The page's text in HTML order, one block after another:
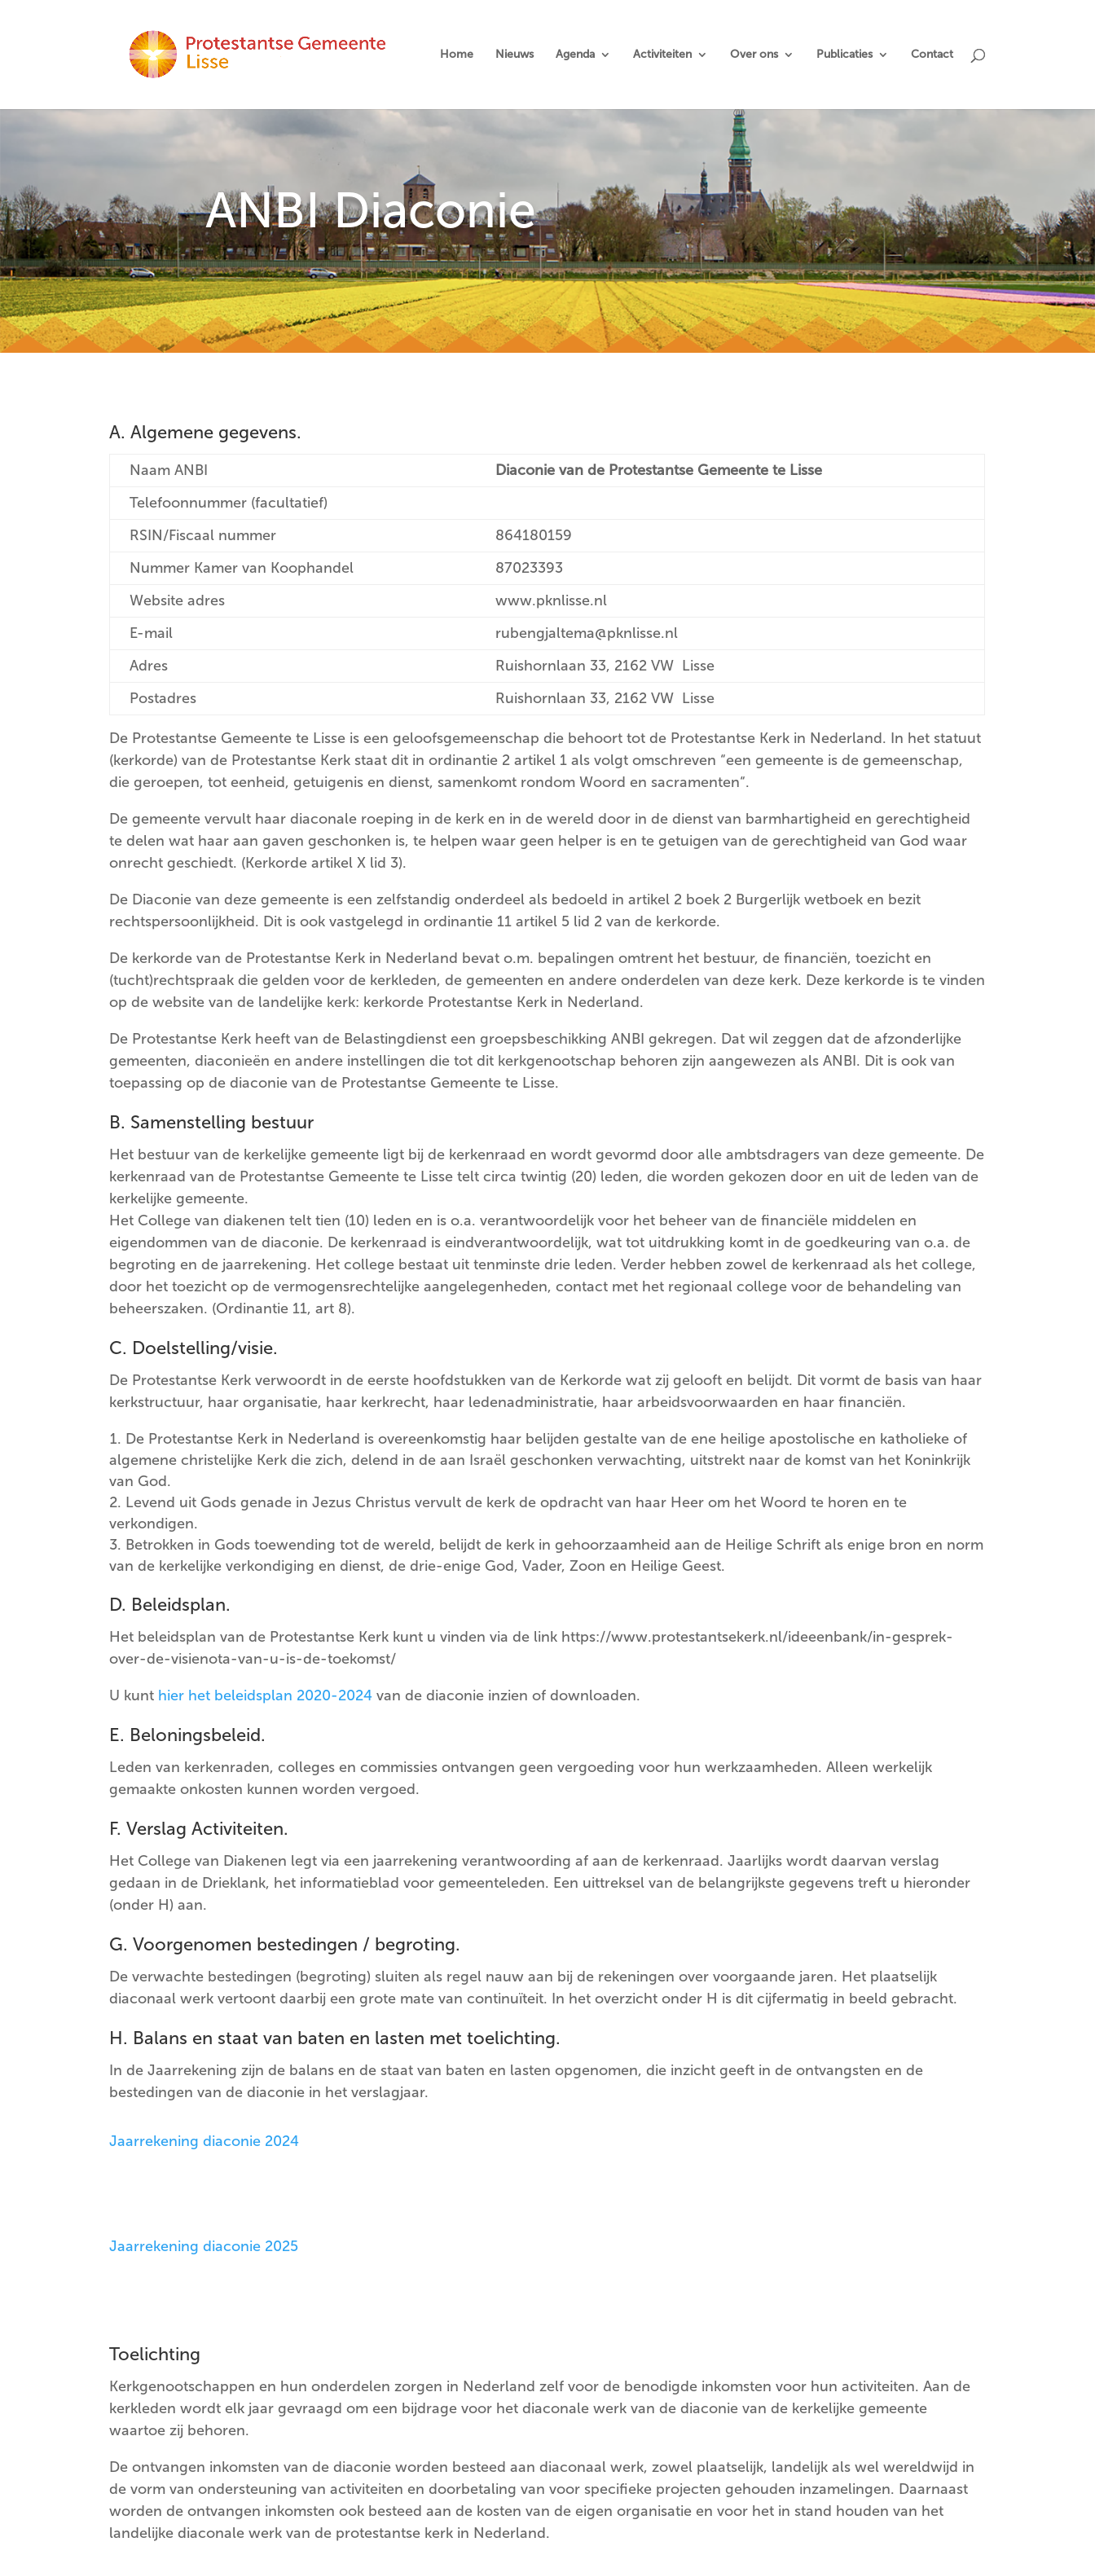
Home Nieuws Agenda Activiteiten Over ons Publicaties Contact
ANBI Diaconie
A. Algemene gegevens.
Naam ANBI
Diaconie van de Protestantse Gemeente te Lisse
Telefoonnummer (facultatief)
RSIN/Fiscaal nummer
864180159
Nummer Kamer van Koophandel
87023393
Website adres
www.pknlisse.nl
E-mail
rubengjaltema@pknlisse.nl
Adres
Ruishornlaan 33, 2162 VW Lisse
Postadres
Ruishornlaan 33, 2162 VW Lisse
De Protestantse Gemeente te Lisse is een geloofsgemeenschap die behoort tot de Protestantse Kerk in Nederland. In het statuut
(kerkorde) van de Protestantse Kerk staat dit in ordinantie 2 artikel 1 als volgt omschreven “een gemeente is de gemeenschap,
die geroepen, tot eenheid, getuigenis en dienst, samenkomt rondom Woord en sacramenten“.
De gemeente vervult haar diaconale roeping in de kerk en in de wereld door in de dienst van barmhartigheid en gerechtigheid
te delen wat haar aan gaven geschonken is, te helpen waar geen helper is en te getuigen van de gerechtigheid van God waar
onrecht geschiedt. (Kerkorde artikel X lid 3).
De Diaconie van deze gemeente is een zelfstandig onderdeel als bedoeld in artikel 2 boek 2 Burgerlijk wetboek en bezit
rechtspersoonlijkheid. Dit is ook vastgelegd in ordinantie 11 artikel 5 lid 2 van de kerkorde.
De kerkorde van de Protestantse Kerk in Nederland bevat o.m. bepalingen omtrent het bestuur, de financiën, toezicht en
(tucht)rechtspraak die gelden voor de kerkleden, de gemeenten en andere onderdelen van deze kerk. Deze kerkorde is te vinden
op de website van de landelijke kerk: kerkorde Protestantse Kerk in Nederland.
De Protestantse Kerk heeft van de Belastingdienst een groepsbeschikking ANBI gekregen. Dat wil zeggen dat de afzonderlijke
gemeenten, diaconieën en andere instellingen die tot dit kerkgenootschap behoren zijn aangewezen als ANBI. Dit is ook van
toepassing op de diaconie van de Protestantse Gemeente te Lisse.
B. Samenstelling bestuur
Het bestuur van de kerkelijke gemeente ligt bij de kerkenraad en wordt gevormd door alle ambtsdragers van deze gemeente. De
kerkenraad van de Protestantse Gemeente te Lisse telt circa twintig (20) leden, die worden gekozen door en uit de leden van de
kerkelijke gemeente.
Het College van diakenen telt tien (10) leden en is o.a. verantwoordelijk voor het beheer van de financiële middelen en
eigendommen van de diaconie. De kerkenraad is eindverantwoordelijk, wat tot uitdrukking komt in de goedkeuring van o.a. de
begroting en de jaarrekening. Het college bestaat uit tenminste drie leden. Verder hebben zowel de kerkenraad als het college,
door het toezicht op de vermogensrechtelijke aangelegenheden, contact met het regionaal college voor de behandeling van
beheerszaken. (Ordinantie 11, art 8).
C. Doelstelling/visie.
De Protestantse Kerk verwoordt in de eerste hoofdstukken van de Kerkorde wat zij gelooft en belijdt. Dit vormt de basis van haar
kerkstructuur, haar organisatie, haar kerkrecht, haar ledenadministratie, haar arbeidsvoorwaarden en haar financiën.
De Protestantse Kerk in Nederland is overeenkomstig haar belijden gestalte van de ene heilige apostolische en katholieke of
algemene christelijke Kerk die zich, delend in de aan Israël geschonken verwachting, uitstrekt naar de komst van het Koninkrijk
van God.
Levend uit Gods genade in Jezus Christus vervult de kerk de opdracht van haar Heer om het Woord te horen en te
verkondigen.
Betrokken in Gods toewending tot de wereld, belijdt de kerk in gehoorzaamheid aan de Heilige Schrift als enige bron en norm
van de kerkelijke verkondiging en dienst, de drie-enige God, Vader, Zoon en Heilige Geest.
D. Beleidsplan.
Het beleidsplan van de Protestantse Kerk kunt u vinden via de link https://www.protestantsekerk.nl/ideeenbank/in-gesprek-
over-de-visienota-van-u-is-de-toekomst/
U kunt hier het beleidsplan 2020-2024 van de diaconie inzien of downloaden.
E. Beloningsbeleid.
Leden van kerkenraden, colleges en commissies ontvangen geen vergoeding voor hun werkzaamheden. Alleen werkelijk
gemaakte onkosten kunnen worden vergoed.
F. Verslag Activiteiten.
Het College van Diakenen legt via een jaarrekening verantwoording af aan de kerkenraad. Jaarlijks wordt daarvan verslag
gedaan in de Drieklank, het informatieblad voor gemeenteleden. Een uittreksel van de belangrijkste gegevens treft u hieronder
(onder H) aan.
G. Voorgenomen bestedingen / begroting.
De verwachte bestedingen (begroting) sluiten als regel nauw aan bij de rekeningen over voorgaande jaren. Het plaatselijk
diaconaal werk vertoont daarbij een grote mate van continuïteit. In het overzicht onder H is dit cijfermatig in beeld gebracht.
H. Balans en staat van baten en lasten met toelichting.
In de Jaarrekening zijn de balans en de staat van baten en lasten opgenomen, die inzicht geeft in de ontvangsten en de
bestedingen van de diaconie in het verslagjaar.
Jaarrekening diaconie 2024
Jaarrekening diaconie 2025
Toelichting
Kerkgenootschappen en hun onderdelen zorgen in Nederland zelf voor de benodigde inkomsten voor hun activiteiten. Aan de
kerkleden wordt elk jaar gevraagd om een bijdrage voor het diaconale werk van de diaconie van de kerkelijke gemeente
waartoe zij behoren.
De ontvangen inkomsten van de diaconie worden besteed aan diaconaal werk, zowel plaatselijk, landelijk als wel wereldwijd in
de vorm van ondersteuning van activiteiten en doorbetaling van voor specifieke projecten gehouden inzamelingen. Daarnaast
worden de ontvangen inkomsten ook besteed aan de kosten van de eigen organisatie en voor het in stand houden van het
landelijke diaconale werk van de protestantse kerk in Nederland.